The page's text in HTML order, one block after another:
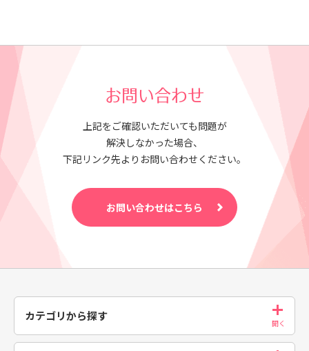
お問い合わせ
上記をご確認いただいても問題が
解決しなかった場合、
下記リンク先よりお問い合わせください。
お問い合わせはこちら
カテゴリから探す